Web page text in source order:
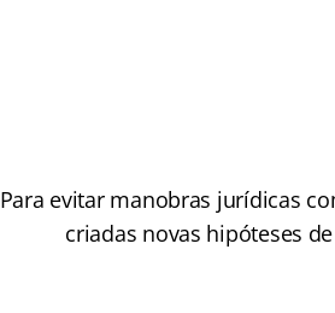
Para evitar manobras jurídicas
criadas novas hipóteses